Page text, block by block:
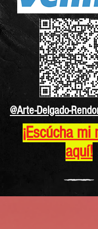
@Arte-Delgado-
¡Escúcha mi
aquí!